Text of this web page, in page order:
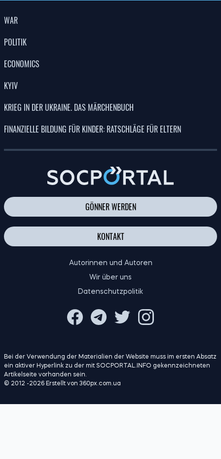
WAR
POLITIK
ECONOMICS
KYIV
KRIEG IN DER UKRAINE. DAS MÄRCHENBUCH
FINANZIELLE BILDUNG FÜR KINDER: RATSCHLÄGE FÜR ELTERN
GÖNNER WERDEN
Wir über uns
Datenschutzpolitik
Bei der Verwendung der Materialien der Website muss im ersten Absatz
ein aktiver Hyperlink zu der mit SOCPORTAL.INFO gekennzeichneten
© 2012 -2026 Erstellt von 360px.com.ua